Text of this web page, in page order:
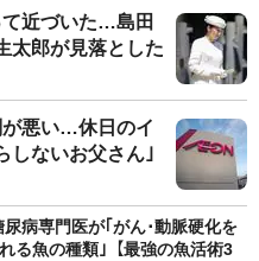
て近づいた…島田
太郎が見落とした
が悪い…休日のイ
しないお父さん｣
病専門医が｢がん･動脈硬化を
る魚の種類｣【最強の魚活術3